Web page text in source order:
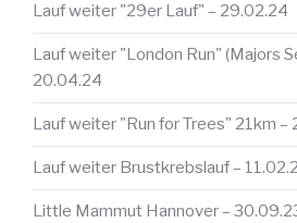
Lauf weiter "29er Lauf" – 29.02.24
Lauf weiter "London Run" (Majors
20.04.24
Lauf weiter "Run for Trees" 21km –
Lauf weiter Brustkrebslauf –
Little Mammut Hannover –